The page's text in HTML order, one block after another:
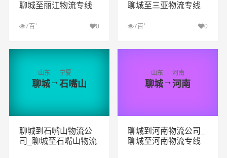
聊城至丽江物流专线
7百+ 0
查看详细
聊城至三亚物流专线
7百+ 0
查看详细
山东
聊城→
宁夏
石嘴山
聊城到石嘴山物流公
司_聊城至石嘴山物流
山东
聊城→
河南
河南
聊城到河南物流公司_
聊城至河南物流专线